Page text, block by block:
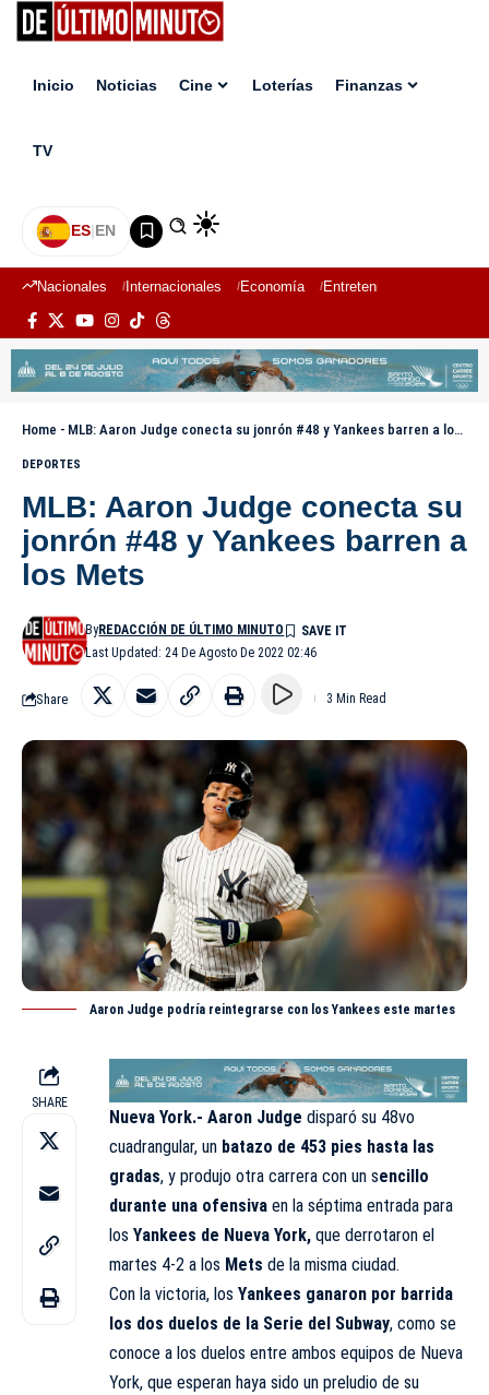
Inicio Noticias Cine Loterías Finanzas
TV
ES|EN
Nacionales Internacionales Economía Entretenimiento
Home - MLB: Aaron Judge conecta su jonrón #48 y Yankees barren a los Mets
DEPORTES
MLB: Aaron Judge conecta su
jonrón #48 y Yankees barren a
los Mets
Last Updated: 24 De Agosto De 2022 02:46
ByREDACCIÓN DE ÚLTIMO MINUTO
Share 3 Min Read
Aaron Judge podría reintegrarse con los Yankees este martes
SHARE
Nueva York.- Aaron Judge disparó su 48vo
cuadrangular, un batazo de 453 pies hasta las
gradas, y produjo otra carrera con un sencillo
durante una ofensiva en la séptima entrada para
los Yankees de Nueva York, que derrotaron el
martes 4-2 a los Mets de la misma ciudad.
Con la victoria, los Yankees ganaron por barrida
los dos duelos de la Serie del Subway, como se
conoce a los duelos entre ambos equipos de Nueva
York, que esperan haya sido un preludio de su